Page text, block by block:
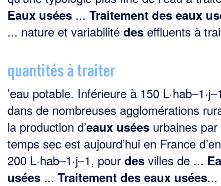
Eaux usées ... Traitement des eaux
... nature et variabilité des effluents à
quantités à traiter
’eau potable. Inférieure à 150
dans de nombreuses agglomérations
la production d’eaux usées urbaines par
temps sec est aujourd’hui en France
200 L·hab–1·j–1, pour des villes de ...
usées ... Traitement des eaux usées...